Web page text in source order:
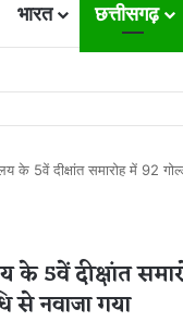
भारत छत्तीसगढ़
तेज, बजट आवंटन 24 गुना बढ़ा;
के 5वें दीक्षांत समारोह में 92
के 5वें दीक्षांत
से नवाजा गया